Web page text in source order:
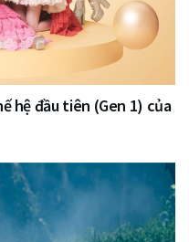
hệ đầu tiên (Gen 1) của